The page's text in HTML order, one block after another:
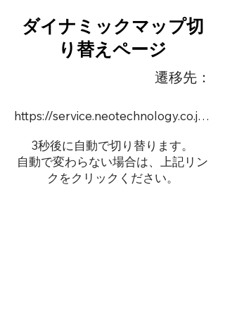
ダイナミックマップ切
り替えページ
遷移先：
https://service.neotechnology.co.jp/order2/MCGLOBALASB/FreeMindView.html
3秒後に自動で切り替ります。
自動で変わらない場合は、上記リン
クをクリックください。